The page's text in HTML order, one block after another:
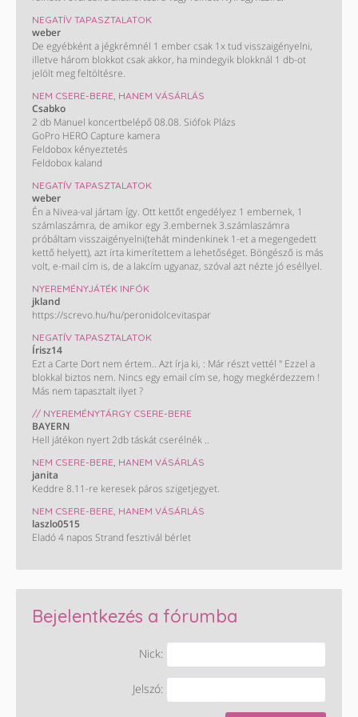
NEGATÍV TAPASZTALATOK
weber
De egyébként a jégkrémnél 1 ember csak 1x tud visszaigényelni,
illetve három blokkot csak akkor, ha mindegyik blokknál 1 db-ot
jelölt meg feltöltésre.
NEM CSERE-BERE, HANEM VÁSÁRLÁS
Csabko
2 db Manuel koncertbelépő 08.08. Siófok Plázs
GoPro HERO Capture kamera
Feldobox kényeztetés
Feldobox kaland
NEGATÍV TAPASZTALATOK
weber
Én a Nivea-val jártam így. Ott kettőt engedélyez 1 embernek, 1
számlaszámra, de amikor egy 3.embernek 3.számlaszámra
próbáltam visszaigényelni(tehát mindenkinek 1-et a megengedett
kettő helyett), azt írta kimerítettem a lehetőséget. Böngésző is más
volt, e-mail cím is, de a lakcím ugyanaz, szóval azt nézte jó eséllyel.
NYEREMÉNYJÁTÉK INFÓK
jkland
https://screvo.hu/hu/peronidolcevitaspar
NEGATÍV TAPASZTALATOK
Írisz14
Ezt a Carte Dort nem értem.. Azt írja ki, : Már részt vettél " Ezzel a
blokkal biztos nem. Nincs egy email cím se, hogy megkérdezzem !
Más nem tapasztalt ilyet ?
// NYEREMÉNYTÁRGY CSERE-BERE
BAYERN
Hell játékon nyert 2db táskát cserélnék ..
NEM CSERE-BERE, HANEM VÁSÁRLÁS
janita
Keddre 8.11-re keresek páros szigetjegyet.
NEM CSERE-BERE, HANEM VÁSÁRLÁS
laszlo0515
Eladó 4 napos Strand fesztivál bérlet
Bejelentkezés a fórumba
Nick:
Jelszó: